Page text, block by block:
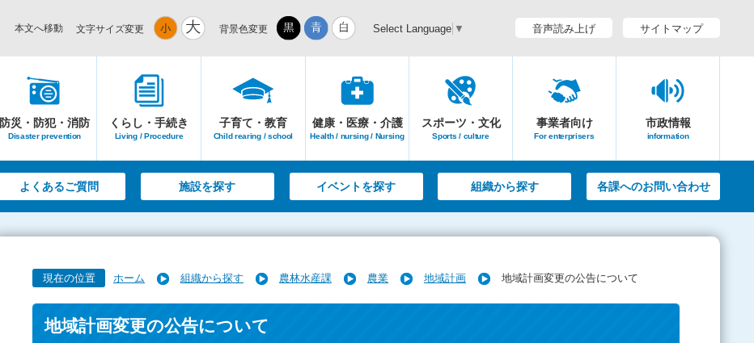
本文へ移動 文字サイズ変更 背景色変更 Select Language ▼ 音声読み上げ サイトマップ
防災・防犯・消防
Disaster prevention
くらし・手続き
Living / Procedure
子育て・教育
Child rearing / school
健康・医療・介護
Health / nursing / Nursing
スポーツ・文化
Sports / culture
事業者向け
For enterprisers
市政情報
information
よくあるご質問 施設を探す イベントを探す 組織から探す 各課へのお問い合わせ
現在の位置 ホーム 組織から探す 農林水産課 農業 地域計画 地域計画変更の公告について
地域計画変更の公告について